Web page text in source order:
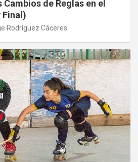
de Reglas en el
Final)
Rodríguez Cáceres